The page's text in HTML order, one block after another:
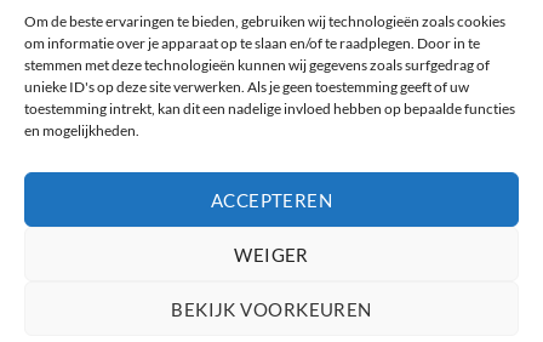
Om de beste ervaringen te bieden, gebruiken wij technologieën zoals cookies
om informatie over je apparaat op te slaan en/of te raadplegen. Door in te
stemmen met deze technologieën kunnen wij gegevens zoals surfgedrag of
unieke ID's op deze site verwerken. Als je geen toestemming geeft of uw
toestemming intrekt, kan dit een nadelige invloed hebben op bepaalde functies
en mogelijkheden.
ACCEPTEREN
WEIGER
BEKIJK VOORKEUREN
Onze nieuwsbrief
Meld je aan voor de nieuwsbrief
en loop geen actie meer mis
BancontactGiroPay